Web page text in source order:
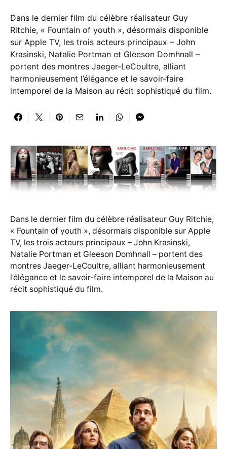
Dans le dernier film du célèbre réalisateur Guy
Ritchie, « Fountain of youth », désormais disponible
sur Apple TV, les trois acteurs principaux – John
Krasinski, Natalie Portman et Gleeson Domhnall –
portent des montres Jaeger-LeCoultre, alliant
harmonieusement l’élégance et le savoir-faire
intemporel de la Maison au récit sophistiqué du film.
Dans le dernier film du célèbre réalisateur Guy Ritchie,
« Fountain of youth », désormais disponible sur Apple
TV, les trois acteurs principaux – John Krasinski,
Natalie Portman et Gleeson Domhnall – portent des
montres Jaeger-LeCoultre, alliant harmonieusement
l’élégance et le savoir-faire intemporel de la Maison au
récit sophistiqué du film.